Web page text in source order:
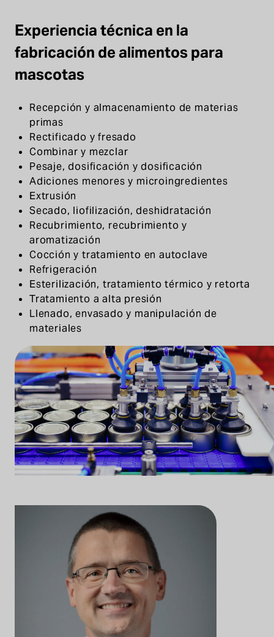
Experiencia técnica en la
fabricación de alimentos para
mascotas
Recepción y almacenamiento de materias
primas
Rectificado y fresado
Combinar y mezclar
Pesaje, dosificación y dosificación
Adiciones menores y microingredientes
Extrusión
Secado, liofilización, deshidratación
Recubrimiento, recubrimiento y
aromatización
Cocción y tratamiento en autoclave
Refrigeración
Esterilización, tratamiento térmico y retorta
Tratamiento a alta presión
Llenado, envasado y manipulación de
materiales